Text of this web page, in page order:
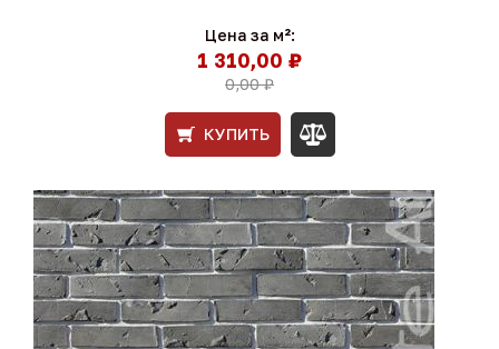
Цена за м²:
1 310,00 ₽
0,00 ₽
КУПИТЬ